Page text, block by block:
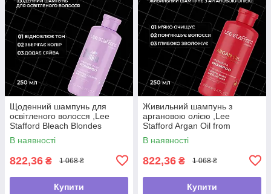
Щоденний шампунь для
освітленого волосся ,Lee
Stafford Bleach Blondes
,250мл
В наявності
822,36 ₴ 1 068 ₴
Купити
Живильний шампунь з
аргановою олією ,Lee
Stafford Argan Oil from
Morocco Nourishing Shampoo
,250мл
В наявності
822,36 ₴ 1 068 ₴
Купити